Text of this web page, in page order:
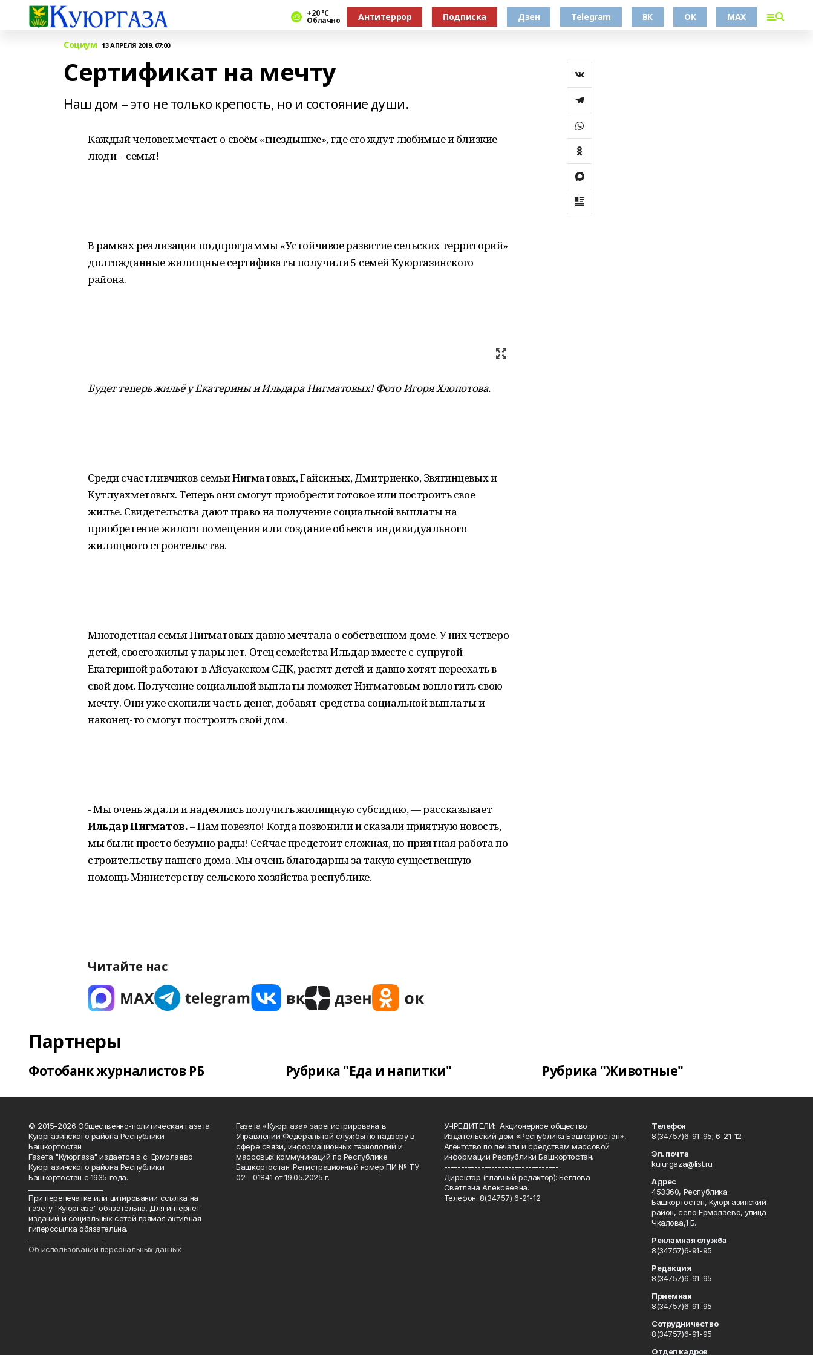
+20 °С
Облачно Антитеррор Подписка Дзен Telegram ВК ОК MAX
Социум 13 АПРЕЛЯ 2019, 07:00
Сертификат на мечту
Наш дом – это не только крепость, но и состояние души.
Каждый человек мечтает о своём «гнездышке», где его ждут любимые и близкие
люди – семья!
В рамках реализации подпрограммы «Устойчивое развитие сельских территорий»
долгожданные жилищные сертификаты получили 5 семей Куюргазинского
района.
Будет теперь жильё у Екатерины и Ильдара Нигматовых! Фото Игоря Хлопотова.
Среди счастливчиков семьи Нигматовых, Гайсиных, Дмитриенко, Звягинцевых и
Кутлуахметовых. Теперь они смогут приобрести готовое или построить свое
жилье. Свидетельства дают право на получение социальной выплаты на
приобретение жилого помещения или создание объекта индивидуального
жилищного строительства.
Многодетная семья Нигматовых давно мечтала о собственном доме. У них четверо
детей, своего жилья у пары нет. Отец семейства Ильдар вместе с супругой
Екатериной работают в Айсуакском СДК, растят детей и давно хотят переехать в
свой дом. Получение социальной выплаты поможет Нигматовым воплотить свою
мечту. Они уже скопили часть денег, добавят средства социальной выплаты и
наконец-то смогут построить свой дом.
- Мы очень ждали и надеялись получить жилищную субсидию, — рассказывает
Ильдар Нигматов.– Нам повезло! Когда позвонили и сказали приятную новость,
мы были просто безумно рады! Сейчас предстоит сложная, но приятная работа по
строительству нашего дома. Мы очень благодарны за такую существенную
помощь Министерству сельского хозяйства республике.
Читайте нас
Партнеры
Фотобанк журналистов РБ Рубрика "Еда и напитки" Рубрика "Животные"
© 2015-2026 Общественно-политическая газета
Куюргазинского района Республики
Башкортостан
Газета "Куюргаза" издается в с. Ермолаево
Куюргазинского района Республики
Башкортостан с 1935 года.
При перепечатке или цитировании ссылка на
газету "Куюргаза" обязательна. Для интернет-
изданий и социальных сетей прямая активная
гиперссылка обязательна.
Об использовании персональных данных
Газета «Куюргаза» зарегистрирована в
Управлении Федеральной службы по надзору в
сфере связи, информационных технологий и
массовых коммуникаций по Республике
Башкортостан. Регистрационный номер ПИ № ТУ
02 - 01841 от 19.05.2025 г.
УЧРЕДИТЕЛИ: Акционерное общество
Издательский дом «Республика Башкортостан»,
Агентство по печати и средствам массовой
информации Республики Башкортостан.
----------------------------------
Директор (главный редактор): Беглова
Светлана Алексеевна.
Телефон: 8(34757) 6-21-12
Телефон
8(34757)6-91-95; 6-21-12
Эл. почта
kuiurgaza@list.ru
Адрес
453360, Республика
Башкортостан, Куюргазинский
район, село Ермолаево, улица
Чкалова,1 Б.
Рекламная служба
8(34757)6-91-95
Редакция
8(34757)6-91-95
Приемная
8(34757)6-91-95
Сотрудничество
8(34757)6-91-95
Отдел кадров